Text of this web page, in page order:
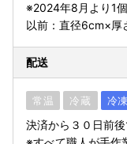
※2024年8月より1
以前：直径6cm×
配送
常温 冷蔵 冷凍
決済から３０日前